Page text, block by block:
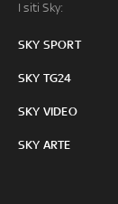
I siti Sky:
SKY SPORT
SKY TG24
SKY VIDEO
SKY ARTE